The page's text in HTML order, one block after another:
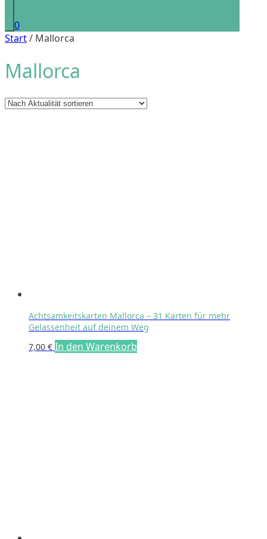
0
Start/ Mallorca
Mallorca
Achtsamkeitskarten Mallorca – 31 Karten für mehr
Gelassenheit auf deinem Weg
7,00 € In den Warenkorb